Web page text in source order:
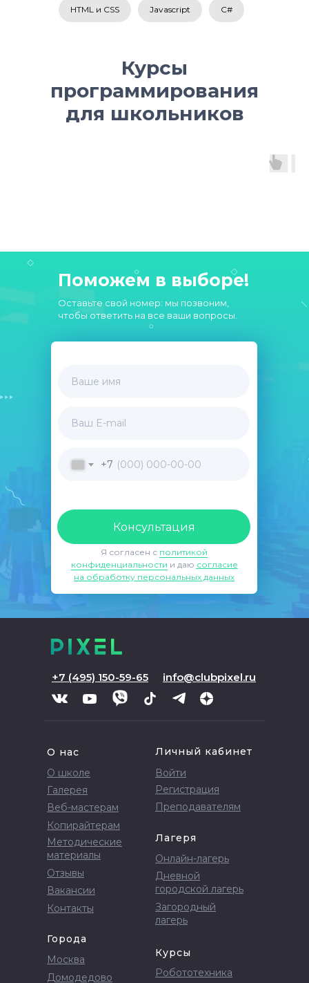
HTML и CSS Javascript C#
Курсы
программирования
для школьников
Поможем в выборе!
Ваше имя
Ваш E-mail
+7
Консультация
Я согласен с политикой
конфиденциальности и даю согласие
на обработку персональных данных
Оставьте свой номер: мы позвоним,
чтобы ответить на все ваши вопросы.
О нас
Лагеря
Курсы
Личный кабинет
Города
+7 (495) 150-59-65 info@clubpixel.ru
О школе
Галерея
Веб-мастерам
Методические
материалы
Копирайтерам
Отзывы
Вакансии
Контакты
Москва
Домодедово
Онлайн-лагерь
Дневной
городской лагерь
Загородный
лагерь
Робототехника
Войти
Регистрация
Преподавателям